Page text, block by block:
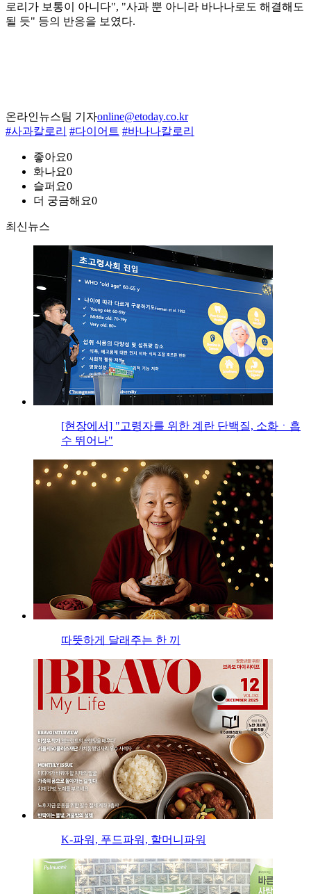
로리가 보통이 아니다", "사과 뿐 아니라 바나나로도 해결해도
될 듯" 등의 반응을 보였다.
온라인뉴스팀 기자online@etoday.co.kr
#사과칼로리 #다이어트 #바나나칼로리
좋아요0
화나요0
슬퍼요0
더 궁금해요0
최신뉴스
[현장에서] "고령자를 위한 계란 단백질, 소화ㆍ흡
수 뛰어나"
따뜻하게 달래주는 한 끼
K-파워, 푸드파워, 할머니파워